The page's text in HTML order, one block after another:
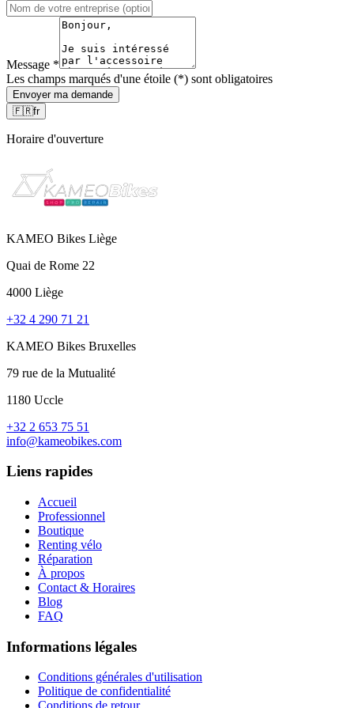
Message *
Les champs marqués d'une étoile (*) sont obligatoires
Envoyer ma demande
🇫🇷fr
Horaire d'ouverture
KAMEO Bikes Liège
Quai de Rome 22
4000 Liège
+32 4 290 71 21
KAMEO Bikes Bruxelles
79 rue de la Mutualité
1180 Uccle
+32 2 653 75 51
info@kameobikes.com
Liens rapides
Accueil
Professionnel
Boutique
Renting vélo
Réparation
À propos
Contact & Horaires
Blog
FAQ
Informations légales
Conditions générales d'utilisation
Politique de confidentialité